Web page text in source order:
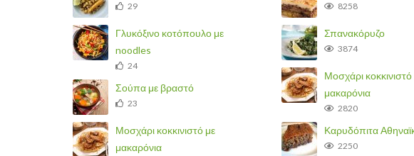
29
Γλυκόξινο κοτόπουλο με
noodles
24
Σούπα με βραστό
23
Μοσχάρι κοκκινιστό με
μακαρόνια
8258
Σπανακόρυζο
3874
Μοσχάρι κοκκινιστό
μακαρόνια
2820
Καρυδόπιτα
2250